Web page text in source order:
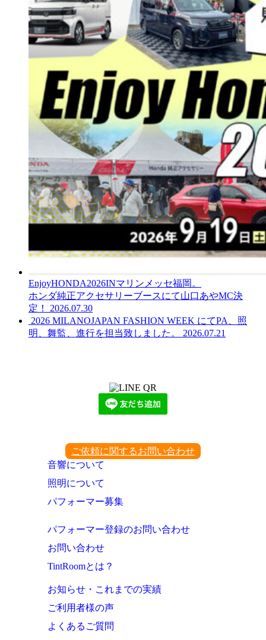
EnjoyHONDA2026INマリンメッセ福岡。
ホンダ純正アクセサリーブースにて山口あやMC決
定！
2026.07.30
2026 MILANOJAPAN FASHION WEEK にてPA、照
明、舞監、進行を担当致しました。
2026.07.21
ご依頼に関するお問い合わせ
音響について
照明について
パフォーマー募集
パフォーマー登録のお問い合わせ
お問い合わせ
TintRoomとは？
お知らせ・これまでの実績
ご利用者様の声
よくあるご質問